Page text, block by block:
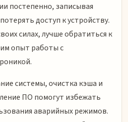
постепенно, записывая
доступ к устройству.
силах, лучше обратиться к
опыт работы с
системы, очистка кэша и
ПО помогут избежать
аварийных режимов.